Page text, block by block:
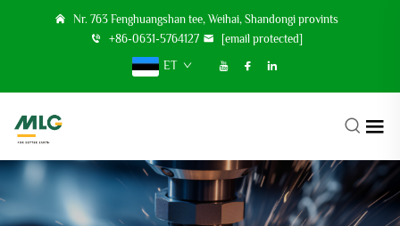
Nr. 763 Fenghuangshan tee, Weihai, Shandongi provints
+86-0631-5764127
[email protected]
ET